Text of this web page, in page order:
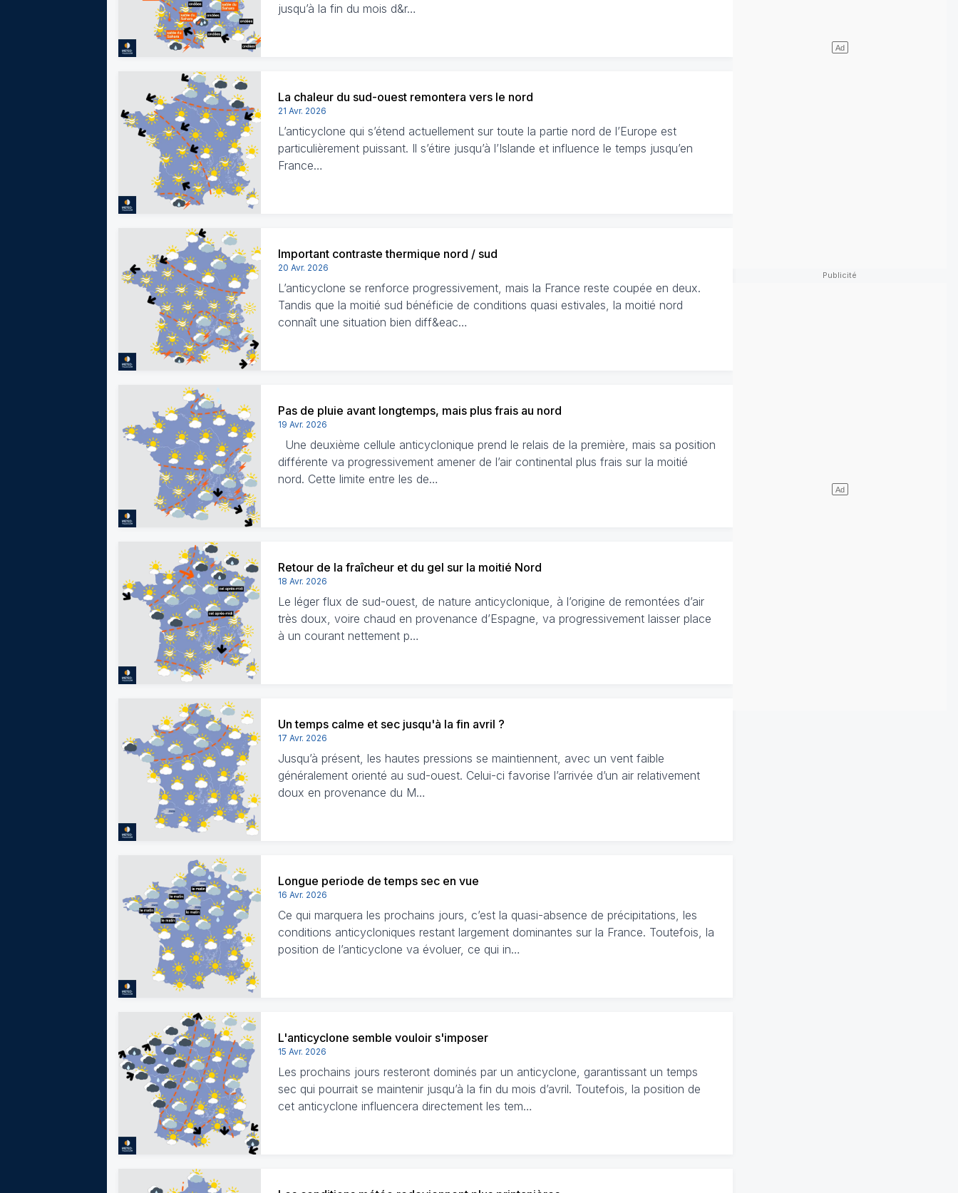
jusqu’à la fin du mois d&r…
La chaleur du sud-ouest remontera vers le nord
21 Avr. 2026
L’anticyclone qui s’étend actuellement sur toute la partie nord de l’Europe est
particulièrement puissant. Il s’étire jusqu’à l’Islande et influence le temps jusqu’en
France…
Important contraste thermique nord / sud
20 Avr. 2026
L’anticyclone se renforce progressivement, mais la France reste coupée en deux.
Tandis que la moitié sud bénéficie de conditions quasi estivales, la moitié nord
connaît une situation bien diff&eac…
Pas de pluie avant longtemps, mais plus frais au nord
19 Avr. 2026
Une deuxième cellule anticyclonique prend le relais de la première, mais sa position
différente va progressivement amener de l’air continental plus frais sur la moitié
nord. Cette limite entre les de…
Retour de la fraîcheur et du gel sur la moitié Nord
18 Avr. 2026
Le léger flux de sud-ouest, de nature anticyclonique, à l’origine de remontées d’air
très doux, voire chaud en provenance d’Espagne, va progressivement laisser place
à un courant nettement p…
Un temps calme et sec jusqu'à la fin avril ?
17 Avr. 2026
Jusqu’à présent, les hautes pressions se maintiennent, avec un vent faible
généralement orienté au sud-ouest. Celui-ci favorise l’arrivée d’un air relativement
doux en provenance du M…
Longue periode de temps sec en vue
16 Avr. 2026
Ce qui marquera les prochains jours, c’est la quasi-absence de précipitations, les
conditions anticycloniques restant largement dominantes sur la France. Toutefois, la
position de l’anticyclone va évoluer, ce qui in…
L'anticyclone semble vouloir s'imposer
15 Avr. 2026
Les prochains jours resteront dominés par un anticyclone, garantissant un temps
sec qui pourrait se maintenir jusqu’à la fin du mois d’avril. Toutefois, la position de
cet anticyclone influencera directement les tem…